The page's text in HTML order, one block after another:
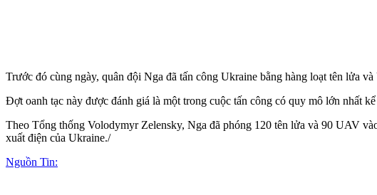
Trước đó cùng ngày, quân đội Nga đã tấn công Ukraine bằng hàng loạt tên lửa
Đợt oanh tạc này được đánh giá là một trong cuộc tấn công có quy mô lớn nhất
Theo Tổng thống Volodymyr Zelensky, Nga đã phóng 120 tên lửa và 90 UAV
xuất điện của Ukraine./
Nguồn Tin: